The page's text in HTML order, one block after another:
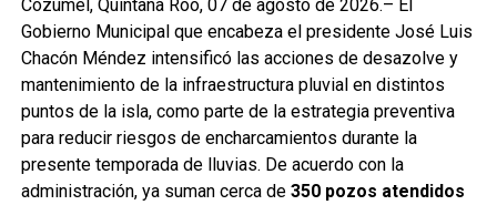
Cozumel, Quintana Roo, 07 de agosto de 2026.– El
Gobierno Municipal que encabeza el presidente José Luis
Chacón Méndez intensificó las acciones de desazolve y
mantenimiento de la infraestructura pluvial en distintos
puntos de la isla, como parte de la estrategia preventiva
para reducir riesgos de encharcamientos durante la
presente temporada de lluvias. De acuerdo con la
administración, ya suman cerca de 350 pozos atendidos